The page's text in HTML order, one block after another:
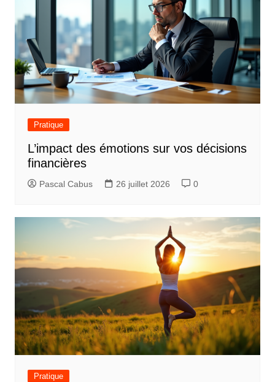
Pratique
L’impact des émotions sur vos décisions
financières
Pascal Cabus 26 juillet 2026 0
Pratique